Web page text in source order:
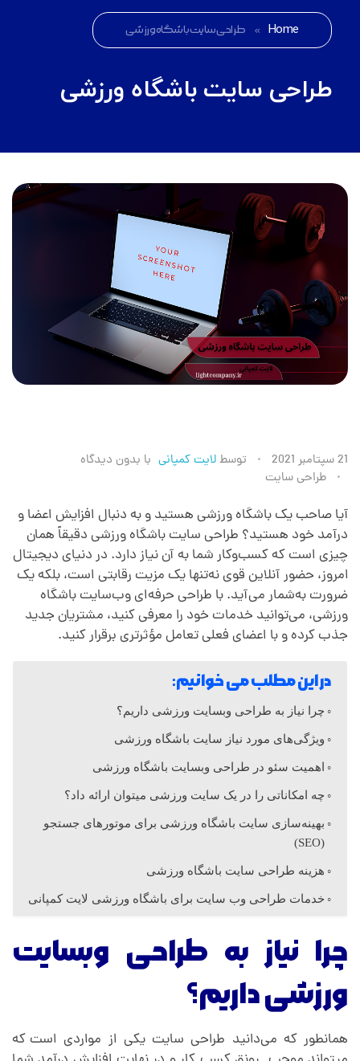
Home
» طراحی سایت باشگاه ورزشی
طراحی سایت باشگاه ورزشی
ط
ر
ا
ح
ی
س
ت
ش
گ
21 سپتامبر 2021 توسطلایت کمپانی با بدون دیدگاه
طراحی سایت
آیا صاحب یک باشگاه ورزشی هستید و به دنبال افزایش اعضا و
درآمد خود هستید؟ طراحی سایت باشگاه ورزشی دقیقاً همان
چیزی است که کسب‌وکار شما به آن نیاز دارد. در دنیای دیجیتال
امروز، حضور آنلاین قوی نه‌تنها یک مزیت رقابتی است، بلکه یک
ضرورت به‌شمار می‌آید. با طراحی حرفه‌ای وب‌سایت باشگاه
ورزشی، می‌توانید خدمات خود را معرفی کنید، مشتریان جدید
جذب کرده و با اعضای فعلی تعامل مؤثرتری برقرار کنید.
در این مطلب می خوانیم:
چرا نیاز به طراحی وبسایت ورزشی داریم؟
ویژگی‌های مورد نیاز سایت باشگاه ورزشی
اهمیت سئو در طراحی وبسایت باشگاه ورزشی
چه امکاناتی را در یک سایت ورزشی میتوان ارائه داد؟
بهینه‌سازی سایت باشگاه ورزشی برای موتورهای جستجو
(SEO)
هزینه طراحی سایت باشگاه ورزشی
خدمات طراحی وب سایت برای باشگاه ورزشی لایت کمپانی
چرا نیاز به طراحی وبسایت
ورزشی داریم؟
همانطور که می‌دانید طراحی سایت یکی از مواردی است که